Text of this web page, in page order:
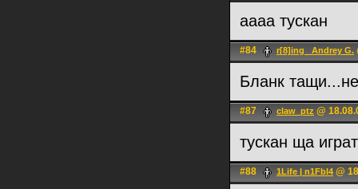
аааа тускан
#84 r[8]ing _Andrey G.
Бланк
#87 claw_ptz @
тускан ща
#88 1Life | n1Fbl4 @